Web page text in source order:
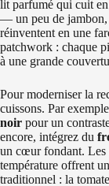
lit parfumé qui cuit
— un peu de jambon,
réinventent en une
patchwork : chaque
à une grande
Pour moderniser la
cuissons. Par
noir pour un
encore, intégrez du
un cœur fondant. Les
température offrent
traditionnel : la